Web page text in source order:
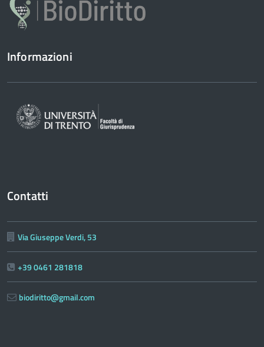
Informazioni
Contatti
Via Giuseppe Verdi, 53
+39 0461 281818
biodiritto@gmail.com